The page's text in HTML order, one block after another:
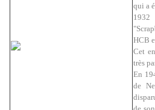
qui a
HCB
Cet
très
En
de